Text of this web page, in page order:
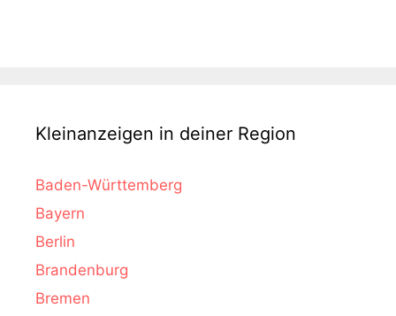
Kleinanzeigen in deiner Region
Baden-Württemberg
Bayern
Berlin
Brandenburg
Bremen